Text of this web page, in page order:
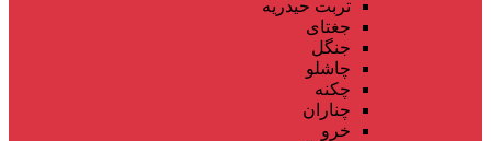
تربت حیدریه
جغتای
جنگل
چاشلو
چکنه
چناران
خرو